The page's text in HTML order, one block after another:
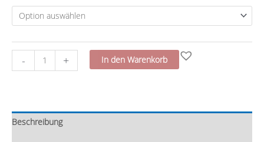
- + In den Warenkorb
Beschreibung